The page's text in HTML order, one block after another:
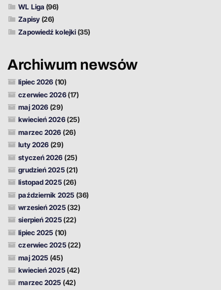
WL Liga (96)
Zapisy(26)
Zapowiedź kolejki (35)
Archiwum newsów
lipiec 2026 (10)
czerwiec 2026(17)
maj 2026 (29)
kwiecień 2026(25)
marzec 2026 (26)
luty 2026 (29)
styczeń 2026 (25)
grudzień 2025 (21)
listopad 2025 (26)
październik 2025 (36)
wrzesień 2025 (32)
sierpień 2025 (22)
lipiec 2025 (10)
czerwiec 2025 (22)
maj 2025 (45)
kwiecień 2025 (42)
marzec 2025 (42)